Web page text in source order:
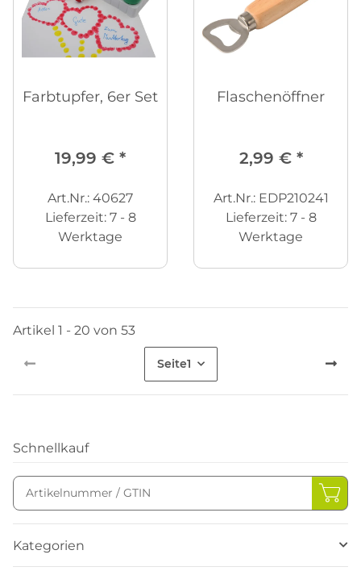
Farbtupfer, 6er Set
19,99 € *
Art.Nr.: 40627
Lieferzeit: 7 - 8
Werktage
Flaschenöffner
2,99 € *
Art.Nr.: EDP210241
Lieferzeit: 7 - 8
Werktage
Artikel 1 - 20 von 53
Seite1
Schnellkauf
Kategorien